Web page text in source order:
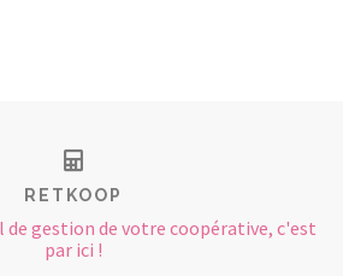
RETKOOP
de gestion de votre coopérative, c'est
par ici !